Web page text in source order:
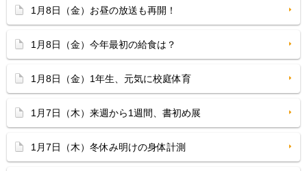
1月8日（金）お昼の放送も再開！
1月8日（金）今年最初の給食は？
1月8日（金）1年生、元気に校庭体育
1月7日（木）来週から1週間、書初め展
1月7日（木）冬休み明けの身体計測